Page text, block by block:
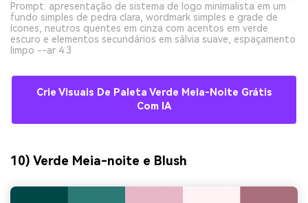
Prompt: apresentação de sistema de logo minimalista em um
fundo simples de pedra clara, wordmark simples e grade de
ícones, neutros quentes em cinza com acentos em verde
escuro e elementos secundários em sálvia suave, espaçamento
limpo --ar 4:3
Crie Visuais De Paleta Verde Meia-Noite Grátis
Com IA
10) Verde Meia-noite e Blush